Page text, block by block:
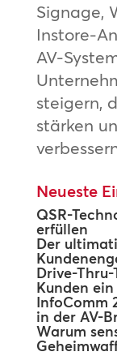
Signage,
Instore-
AV-
steigern,
stärken
Neueste
QSR-
erfüllen
Der
Drive-
Kunden ein
InfoComm
in der AV-
Warum